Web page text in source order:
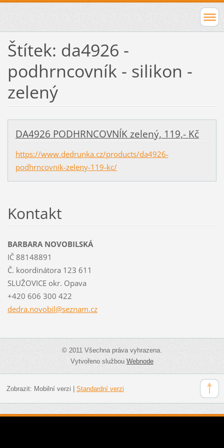
Štítek: da4926 -
podhrncovník - silikon -
zelený
DA4926 PODHRNCOVNÍK zelený, 119,- Kč
https://www.dedrunka.cz/products/da4926-
podhrncovnik-zeleny-119-kc/
Kontakt
BARBARA NOVOBILSKÁ
IČ 88148891
Č. koordinátora 123 611
SLUŽOVICE okr. Opava
+420 606 300 422
dedra.novobil@seznam.cz
© 2011 Všechna práva vyhrazena.
Vytvořeno službouWebnode
Zobrazit: Mobilní verzi Standardní verzi